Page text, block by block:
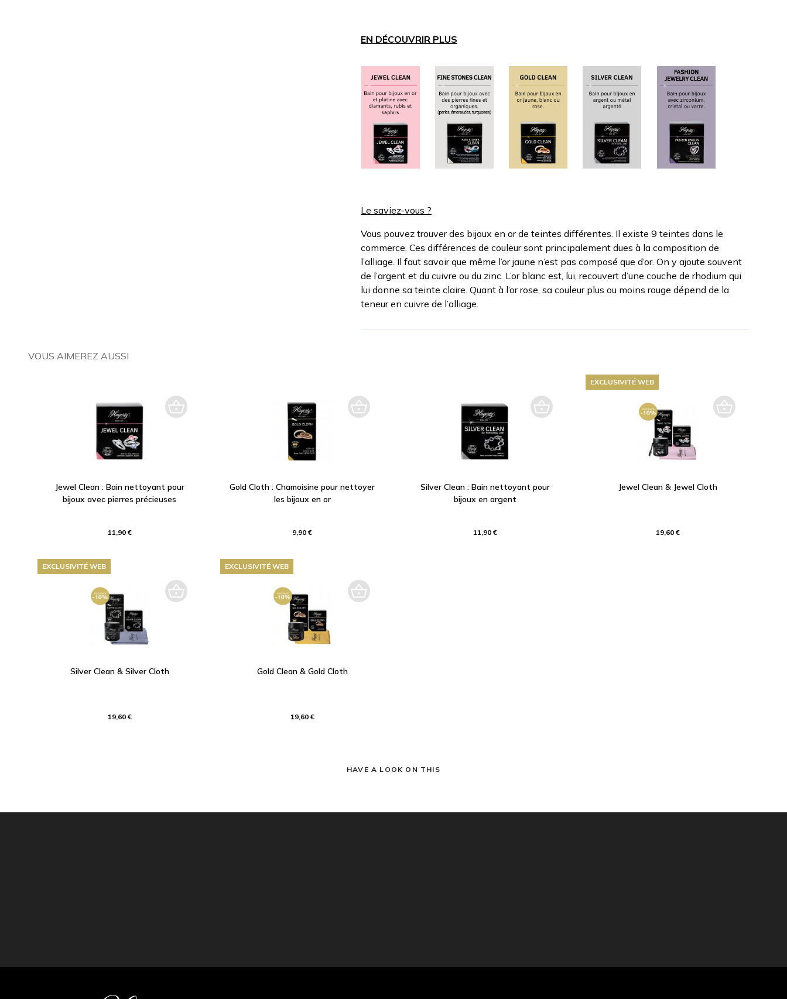
EN DÉCOUVRIR PLUS
Le saviez-vous ?
Vous pouvez trouver des bijoux en or de teintes différentes. Il existe 9 teintes dans le
commerce. Ces différences de couleur sont principalement dues à la composition de
l’alliage. Il faut savoir que même l’or jaune n’est pas composé que d’or. On y ajoute souvent
de l’argent et du cuivre ou du zinc. L’or blanc est, lui, recouvert d’une couche de rhodium qui
lui donne sa teinte claire. Quant à l’or rose, sa couleur plus ou moins rouge dépend de la
teneur en cuivre de l’alliage.
VOUS AIMEREZ AUSSI
Jewel Clean : Bain nettoyant pour
bijoux avec pierres précieuses
11,90 €
Gold Cloth : Chamoisine pour nettoyer
les bijoux en or
9,90 €
Silver Clean : Bain nettoyant pour
bijoux en argent
11,90 €
Jewel Clean & Jewel Cloth
19,60 €
EXCLUSIVITÉ WEB
Silver Clean & Silver Cloth
19,60 €
EXCLUSIVITÉ WEB
Gold Clean & Gold Cloth
19,60 €
EXCLUSIVITÉ WEB
HAVE A LOOK ON THIS